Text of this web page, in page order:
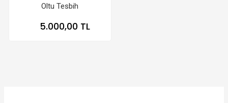
Oltu Tesbih
5.000,00 TL